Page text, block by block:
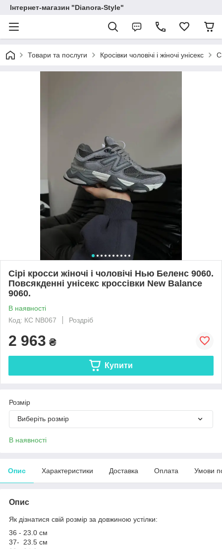
Інтернет-магазин "Dianora-Style"
Товари та послуги Кросівки чоловічі і жіночі унісекс
Сірі кросси жіночі і чоловічі Нью Беленс 9060.
Повсякденні унісекс кроссівки New Balance
9060.
В наявності
Код: КС NB067
Роздріб
2 963 ₴
Купити
Розмір
Виберіть розмір
В наявності
Опис Характеристики Доставка Оплата Умови
Опис
Як дізнатися свій розмір за довжиною устілки:
36 - 23.0 см
37- 23.5 см